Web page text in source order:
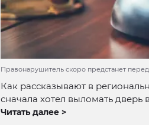
Правонарушитель скоро предстанет
Как рассказывают в
сначала хотел выломать дверь
Читать далее >